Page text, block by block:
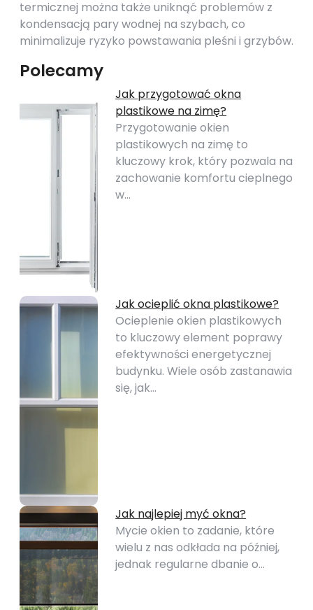
termicznej można także uniknąć problemów z
kondensacją pary wodnej na szybach, co
minimalizuje ryzyko powstawania pleśni i grzybów.
Polecamy
Jak przygotować okna
plastikowe na zimę?
Przygotowanie okien
plastikowych na zimę to
kluczowy krok, który pozwala na
zachowanie komfortu cieplnego
w…
Jak ocieplić okna plastikowe?
Ocieplenie okien plastikowych
to kluczowy element poprawy
efektywności energetycznej
budynku. Wiele osób zastanawia
się, jak…
Jak najlepiej myć okna?
Mycie okien to zadanie, które
wielu z nas odkłada na później,
jednak regularne dbanie o…